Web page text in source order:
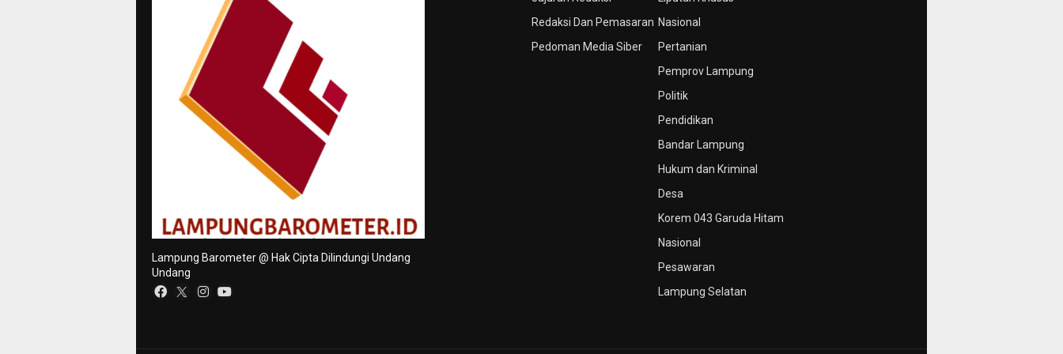
Redaksi Dan Pemasaran
Pedoman Media Siber
Nasional
Pertanian
Pemprov Lampung
Politik
Pendidikan
Bandar Lampung
Hukum dan Kriminal
Desa
Korem 043 Garuda Hitam
Nasional
Pesawaran
Lampung Selatan
Lampung Barometer @ Hak Cipta Dilindungi Undang
Undang